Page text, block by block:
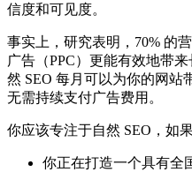
信度和可见度。
事实上，研究表明，70% 的
广告（PPC）更能有效地带来
然 SEO 每月可以为你的网
无需持续支付广告费用。
你应该专注于自然 SEO，如果
你正在打造一个具有全